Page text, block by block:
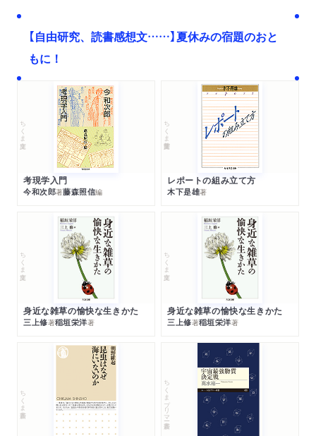
【自由研究、読書感想文……】夏休みの宿題のおと
もに！
ちくま文庫
考現学入門
今和次郎著藤森照信編
ちくま学芸文庫
レポートの組み立て方
木下是雄著
ちくま文庫
身近な雑草の愉快な生きかた
三上修著稲垣栄洋著
ちくま文庫
身近な雑草の愉快な生きかた
三上修著稲垣栄洋著
ちくま新書 ちくまプリマー新書